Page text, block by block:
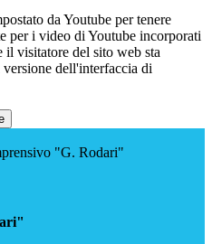
da Youtube per tenere
per i video di Youtube incorporati
il visitatore del sito web sta
dell'interfaccia di
"G. Rodari"